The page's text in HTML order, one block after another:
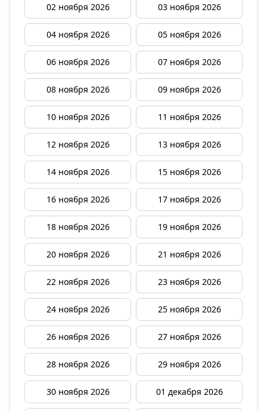
02 ноября 2026 03 ноября 2026
04 ноября 2026 05 ноября 2026
06 ноября 2026 07 ноября 2026
08 ноября 2026 09 ноября 2026
10 ноября 2026 11 ноября 2026
12 ноября 2026 13 ноября 2026
14 ноября 2026 15 ноября 2026
16 ноября 2026 17 ноября 2026
18 ноября 2026 19 ноября 2026
20 ноября 2026 21 ноября 2026
22 ноября 2026 23 ноября 2026
24 ноября 2026 25 ноября 2026
26 ноября 2026 27 ноября 2026
28 ноября 2026 29 ноября 2026
30 ноября 2026 01 декабря 2026